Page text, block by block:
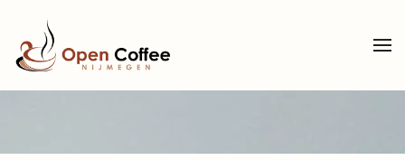
Terug naar hoofdinhoud